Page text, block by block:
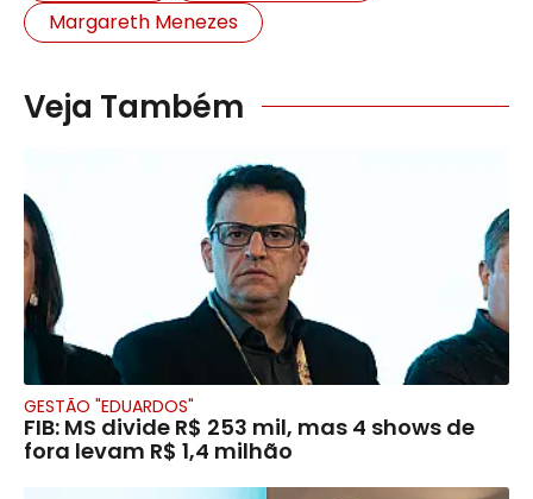
Margareth Menezes
Veja Também
GESTÃO "EDUARDOS"
FIB: MS divide R$ 253 mil, mas 4 shows de
fora levam R$ 1,4 milhão